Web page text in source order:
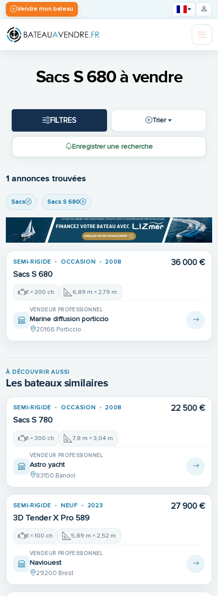
Vendre mon bateau
Sacs S 680 à vendre
FILTRES Trier
Enregistrer une recherche
1 annonces trouvées
Sacs Sacs S 680
SEMI-RIGIDE OCCASION 2008
Sacs S 680
36 000 €
1 × 200 ch 6,89 m × 2,79 m
VENDEUR PROFESSIONNEL
Marine diffusion porticcio
20166 Porticcio
À DÉCOUVRIR AUSSI
Les bateaux similaires
SEMI-RIGIDE OCCASION 2008
Sacs S 780
22 500 €
1 × 300 ch 7,8 m × 3,04 m
VENDEUR PROFESSIONNEL
Astro yacht
83150 Bandol
SEMI-RIGIDE NEUF 2023
3D Tender X Pro 589
27 900 €
1 × 100 ch 5,89 m × 2,52 m
VENDEUR PROFESSIONNEL
Naviouest
29200 Brest